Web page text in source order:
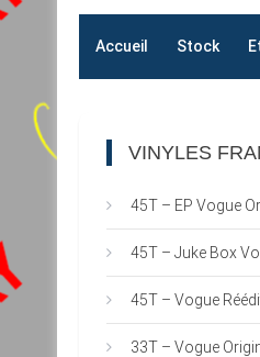
Accueil Stock
VINYLES
45T – EP Vogue
45T – Juke Box
45T – Vogue
33T – Vogue